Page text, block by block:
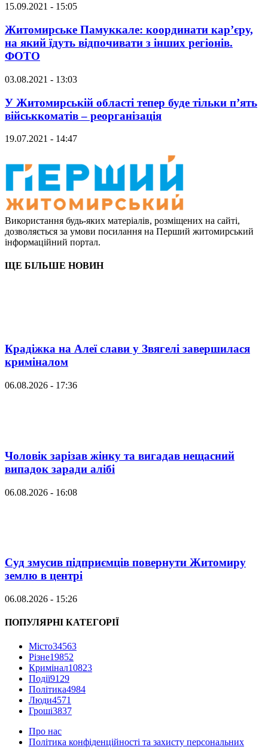
15.09.2021 - 15:05
Житомирське Памуккале: координати кар’єру,
на який їдуть відпочивати з інших регіонів.
ФОТО
03.08.2021 - 13:03
У Житомирській області тепер буде тільки п’ять
військкоматів – реорганізація
19.07.2021 - 14:47
Використання будь-яких матеріалів, розміщених на сайті,
дозволяється за умови посилання на Перший житомирський
інформаційний портал.
ЩЕ БІЛЬШЕ НОВИН
Крадіжка на Алеї слави у Звягелі завершилася
криміналом
06.08.2026 - 17:36
Чоловік зарізав жінку та вигадав нещасний
випадок заради алібі
06.08.2026 - 16:08
Суд змусив підприємців повернути Житомиру
землю в центрі
06.08.2026 - 15:26
ПОПУЛЯРНІ КАТЕГОРІЇ
Місто34563
Різне19852
Кримінал10823
Події9129
Політика4984
Люди4571
Гроші3837
Про нас
Політика конфіденційності та захисту персональних